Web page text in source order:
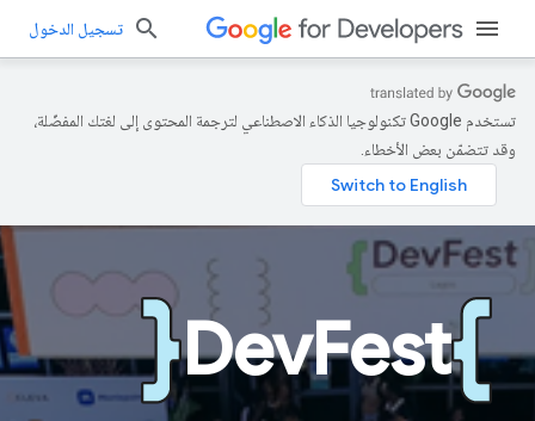
تسجيل الدخول
تستخدم Google تكنولوجيا الذكاء الاصطناعي لترجمة المحتوى إلى لغتك المفضّلة،
وقد تتضمّن بعض الأخطاء.
DevFest